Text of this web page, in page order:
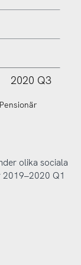
2020 Q3
Pensionär
olika sociala
2019–2020 Q1